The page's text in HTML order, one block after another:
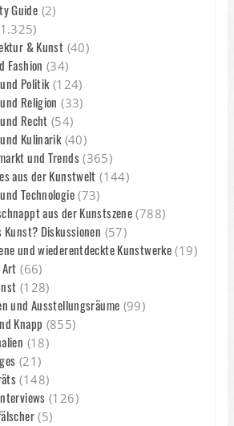
Guide (2)
& Kunst (40)
Fashion (34)
Politik(124)
Religion (33)
Recht (54)
Kulinarik(40)
und Trends(365)
aus der Kunstwelt (144)
Technologie(73)
aus der Kunstszene (788)
Kunst? Diskussionen (57)
und wiederentdeckte Kunstwerke (19)
(66)
(128)
und Ausstellungsräume (99)
Knapp (855)
(18)
(21)
(148)
(126)
(5)